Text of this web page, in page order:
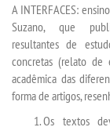
SEGUNDA
MATRÃ­CULA
A INTERFACES:
Suzano, que
resultantes de
concretas (relato de
acadêmica das
forma de artigos,
Os textos